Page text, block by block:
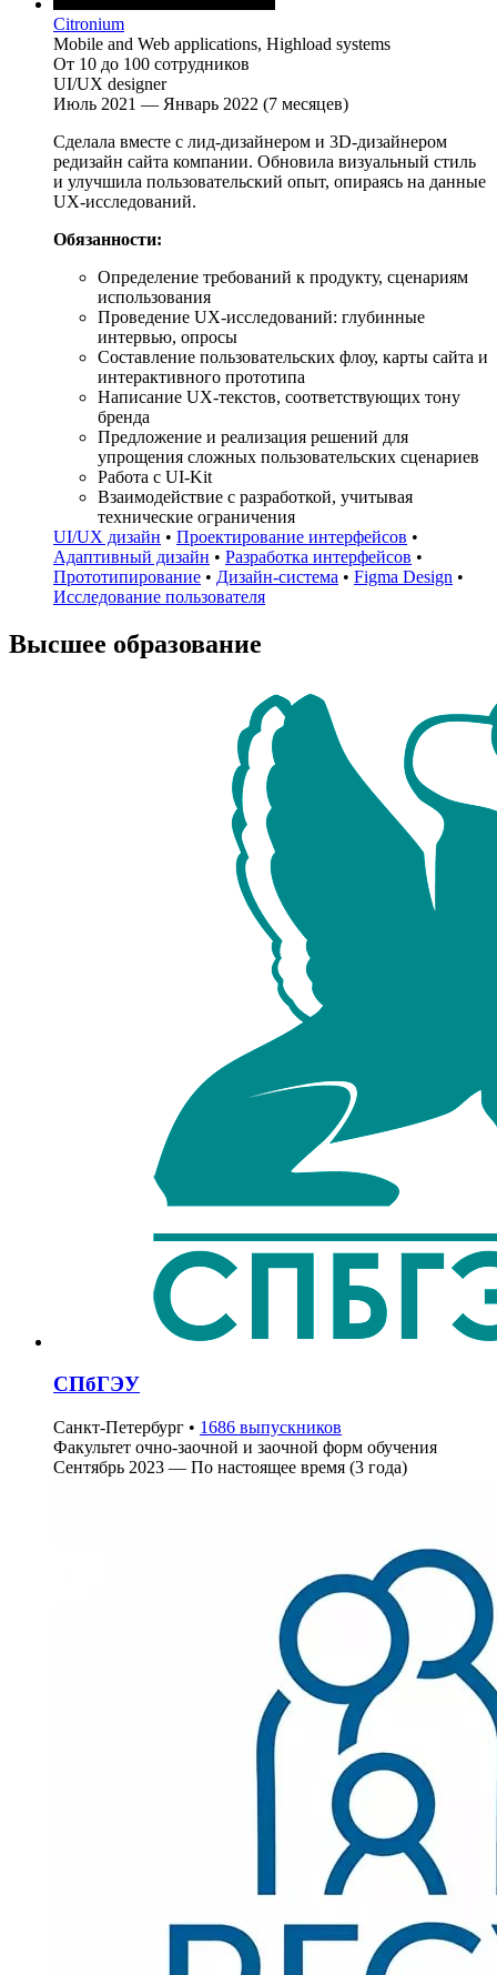
Citronium
Mobile and Web applications, Highload systems
От 10 до 100 сотрудников
UI/UX designer
Июль 2021 — Январь 2022 (7 месяцев)
Сделала вместе с лид-дизайнером и 3D-дизайнером
редизайн сайта компании. Обновила визуальный стиль
и улучшила пользовательский опыт, опираясь на данные
UX-исследований.
Обязанности:
Определение требований к продукту, сценариям
использования
Проведение UX-исследований: глубинные
интервью, опросы
Составление пользовательских флоу, карты сайта и
интерактивного прототипа
Написание UX-текстов, соответствующих тону
бренда
Предложение и реализация решений для
упрощения сложных пользовательских сценариев
Работа с UI-Kit
Взаимодействие с разработкой, учитывая
технические ограничения
UI/UX дизайн • Проектирование интерфейсов •
Адаптивный дизайн • Разработка интерфейсов •
Прототипирование • Дизайн-система • Figma Design •
Исследование пользователя
Высшее образование
СПбГЭУ
Санкт-Петербург • 1686 выпускников
Факультет очно-заочной и заочной форм обучения
Сентябрь 2023 — По настоящее время (3 года)